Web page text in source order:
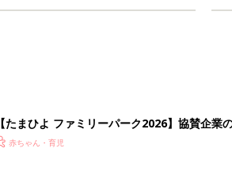
【たまひよ ファミリーパーク2026】協賛企業
赤ちゃん・育児